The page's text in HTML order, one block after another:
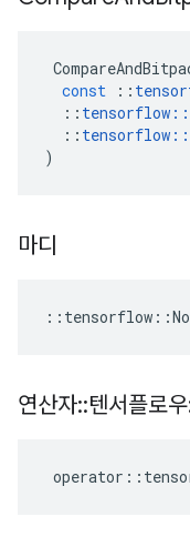
const
::
:: tensorflow ::
:: tensorflow ::
)
마디
:: tensorflow ::
연산자::텐서플로우
operator ::